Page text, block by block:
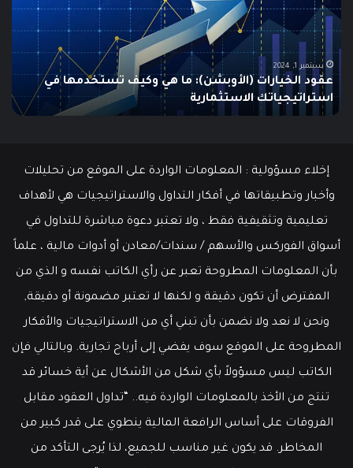
المتحدة
تنخفض
إلى
أدنى
مستوى
منذ
مايو
عمل
سبتمبر 19, 2024
مطالبات البطالة في الولايات المتحدة تنخفض إلى أدنى
مستوى منذ مايو وسط سوق عمل قوي
إخلاء مسؤولية : المعلومات الواردة على الموقع من تحليلات
وأخبار وتطبيقاتها في أفكار التداول والاستراتيجيات هي لأهداف
تعليمية وتثقيفية فقط ، ولا تعتبر دعوة مباشرة للتداول في
أسواق الفوركس والأسهم / سندات/معادن أو أدوات مالية ، علماً
بأن المعلومات المطروحة تعبر عن رأي الكاتب نفسه و الذي من
المفترض أن تكون دقيقة و لكنها لا تعتبر مضمونة أو دقيقة,
ونحن لا نعد ولا نضمن بأن تبني أي من الاستراتيجيات والأفكار
المطروحة على الموقع سوف يفضي إلى أرباح تجارية. وبالتالي فإن
الكاتب ليس مسؤولاً بأي شكل من الأشكال عن أية خسائر قد
تنتج من الأخذ بالمعلومات الواردة فيه.. “تداول العقود مقابل
الفروقات على أساس الرافعة المالية ينطوي على قدر كبير من
المخاطر. قد يكون غير مناسب للجميع، لذا يُرجى التأكد من